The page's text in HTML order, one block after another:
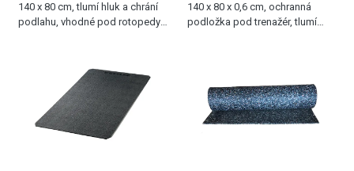
140 x 80 cm, tlumí hluk a chrání
podlahu, vhodné pod rotopedy,
140 x 80 x 0,6 cm, ochranná
podložka pod trenažér, tlumí